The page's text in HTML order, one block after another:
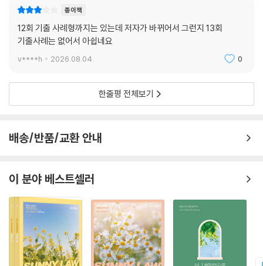
종이책
12회 기출 사례형까지는 있는데 저자가 바뀌어서 그런지 13회
기출사례는 없어서 아쉽네요
v****h 2026.08.04. 0
한줄평 전체보기
배송/반품/교환 안내
이 분야 베스트셀러